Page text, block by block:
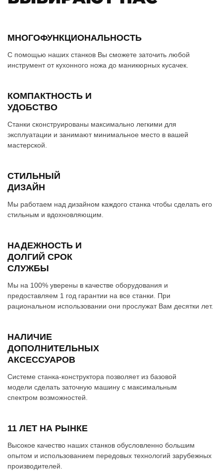
МНОГОФУНКЦИОНАЛЬНОСТЬ
С помощью наших станков Вы сможете заточить любой
инструмент от кухонного ножа до маникюрных кусачек.
КОМПАКТНОСТЬ И
УДОБСТВО
Станки сконструированы максимально легкими для
эксплуатации и занимают минимальное место в вашей
мастерской.
СТИЛЬНЫЙ
ДИЗАЙН
Мы работаем над дизайном каждого станка чтобы сделать его
стильным и вдохновляющим.
НАДЕЖНОСТЬ И
ДОЛГИЙ СРОК
СЛУЖБЫ
Мы на 100% уверены в качестве оборудования и
предоставляем 1 год гарантии на все станки. При
рациональном использовании они прослужат Вам десятки лет.
НАЛИЧИЕ
ДОПОЛНИТЕЛЬНЫХ
АКСЕССУАРОВ
Системе станка-конструктора позволяет из базовой
модели сделать заточную машину с максимальным
спектром возможностей.
11 ЛЕТ НА РЫНКЕ
Высокое качество наших станков обусловленно большим
опытом и использованием передовых технологий зарубежных
производителей.